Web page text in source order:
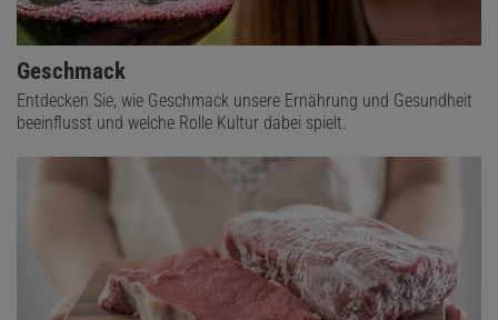
Geschmack
Entdecken Sie, wie Geschmack unsere Ernährung und Gesundheit
beeinflusst und welche Rolle Kultur dabei spielt.